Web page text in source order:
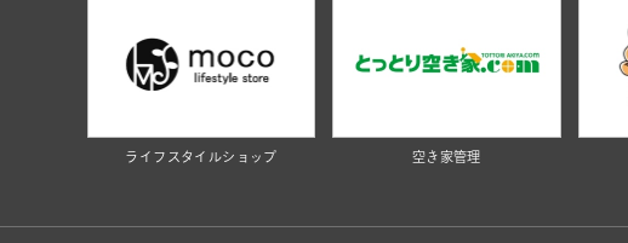
ライフスタイルショップ 空き家管理